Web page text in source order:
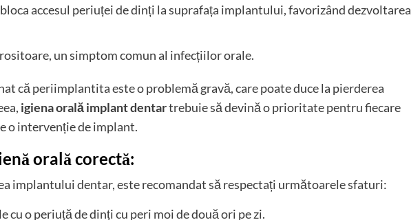
accesul periuței de dinți la suprafața implantului, favorizând dezvoltarea
un simptom comun al infecțiilor orale.
că periimplantita este o problemă gravă, care poate duce la pierderea
igiena orală implant dentartrebuie să devină o prioritate pentru fiecare
o intervenție de implant.
orală corectă:
implantului dentar, este recomandat să respectați următoarele sfaturi:
o periuță de dinți cu peri moi de două ori pe zi.